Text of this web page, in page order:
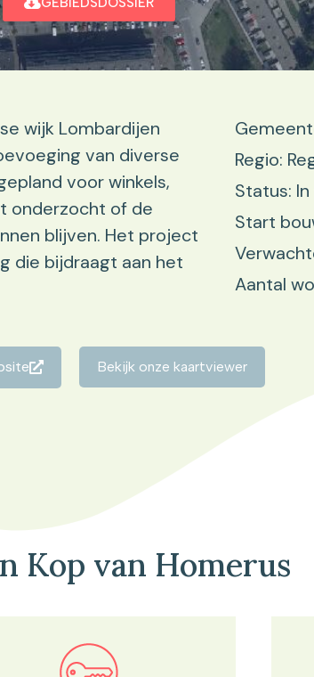
wijk Lombardijen
van diverse
voor winkels,
onderzocht of de
blijven. Het project
die bijdraagt aan het
Regio:
Status:
Start
Aantal
Bekijk onze kaartviewer
Kop van Homerus